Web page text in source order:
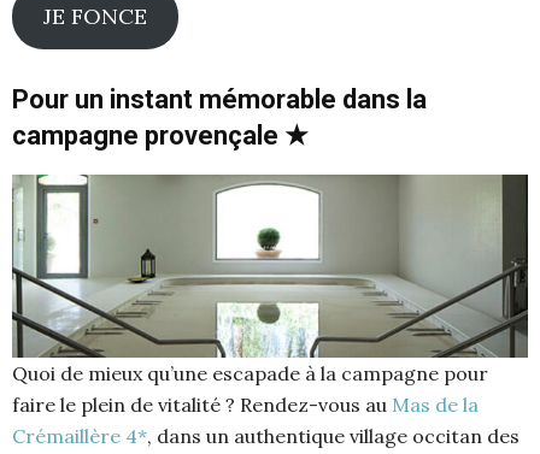
JE FONCE
Pour un instant mémorable dans la
campagne provençale ★
Quoi de mieux qu’une escapade à la campagne pour
faire le plein de vitalité ? Rendez-vous au Mas de la
Crémaillère 4*, dans un authentique village occitan des